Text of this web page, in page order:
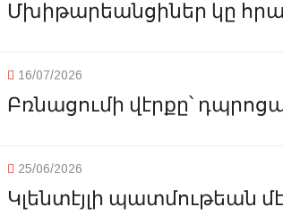
Մխիթարեանցիներ կը
16/07/2026
Բռնացումի վէրքը՝
25/06/2026
Կլենտէյլի պատմութեան